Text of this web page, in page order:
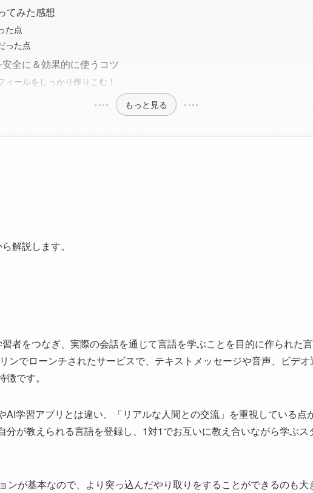
てみた感想
た点
った点
全に＆効果的に使うコツ
ィールをしっかり作りこむ！
もっと見る
解説します。
者をつなぎ、実際の会話を通じて言語を学ぶことを目的に作られた言
ンでローンチされたサービスで、テキストメッセージや音声、ビデ
です。
AI学習アプリとは違い、「リアルな人間との交流」を重視している点
分が教えられる言語を登録し、1対1でお互いに教え合いながら学ぶス
ンが基本なので、より突っ込んだやり取りをすることができるのも大